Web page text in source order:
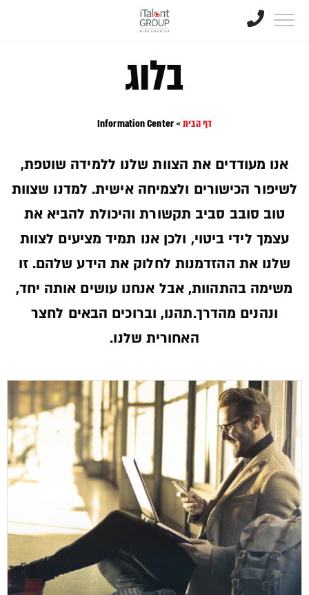
בלוג
דף הבית»
Information Center
אנו מעודדים את הצוות שלנו ללמידה שוטפת,
לשיפור הכישורים ולצמיחה אישית. למדנו שצוות
טוב סובב סביב תקשורת והיכולת להביא את
עצמך לידי ביטוי, ולכן אנו תמיד מציעים לצוות
שלנו את ההזדמנות לחלוק את הידע שלהם. זו
משימה בהתהוות, אבל אנחנו עושים אותה יחד,
ונהנים מהדרך.תהנו, וברוכים הבאים לחצר
האחורית שלנו.­